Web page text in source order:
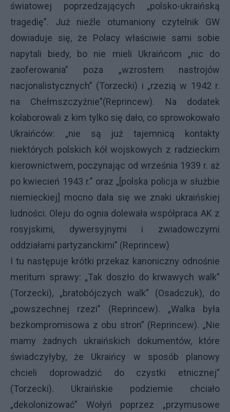
światowej poprzedzających „polsko-ukraińską
tragedię”. Już nieźle otumaniony czytelnik GW
dowiaduje się, że Polacy właściwie sami sobie
napytali biedy, bo nie mieli Ukraińcom „nic do
zaoferowania” poza „wzrostem nastrojów
nacjonalistycznych” (Torzecki) i „rzezią w 1942 r.
na Chełmszczyźnie”(Reprincew). Na dodatek
kolaborowali z kim tylko się dało, co sprowokowało
Ukraińców: „nie są już tajemnicą kontakty
niektórych polskich kół wojskowych z radzieckim
kierownictwem, poczynając od września 1939 r. aż
po kwiecień 1943 r.” oraz „[polska policja w służbie
niemieckiej] mocno dała się we znaki ukraińskiej
ludności. Oleju do ognia dolewała współpraca AK z
rosyjskimi, dywersyjnymi i zwiadowczymi
oddziałami partyzanckimi” (Reprincew)
I tu następuje krótki przekaz kanoniczny odnośnie
meritum sprawy: „Tak doszło do krwawych walk”
(Torzecki), „bratobójczych walk” (Osadczuk), do
„powszechnej rzezi” (Reprincew). „Walka była
bezkompromisowa z obu stron” (Reprincew). „Nie
mamy żadnych ukraińskich dokumentów, które
świadczyłyby, że Ukraińcy w sposób planowy
chcieli doprowadzić do czystki etnicznej”
(Torzecki). Ukraińskie podziemie chciało
„dekolonizować” Wołyń poprzez „przymusowe